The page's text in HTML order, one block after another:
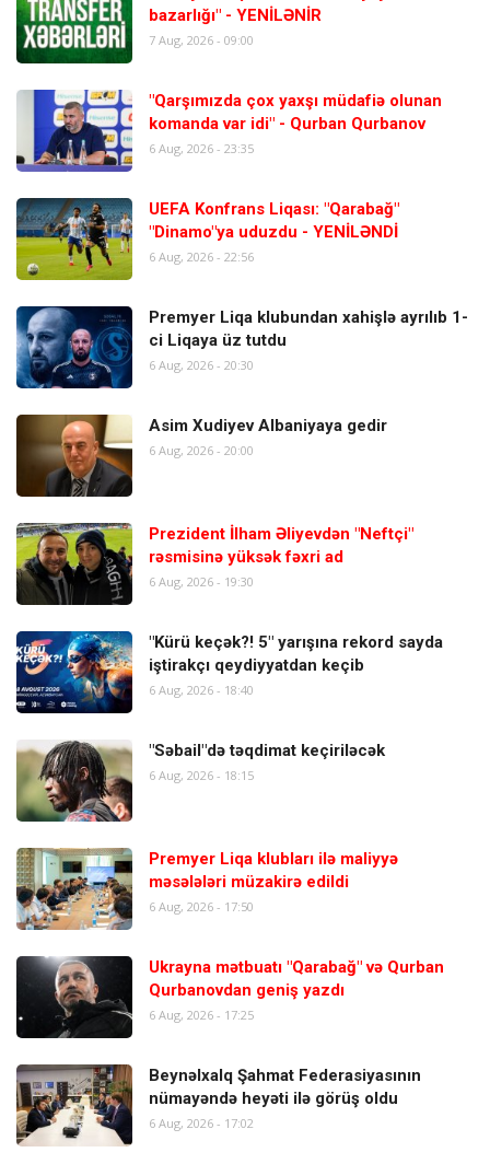
bazarlığı" - YENİLƏNİR
7 Aug, 2026 - 09:00
"Qarşımızda çox yaxşı müdafiə olunan
komanda var idi" - Qurban Qurbanov
6 Aug, 2026 - 23:35
UEFA Konfrans Liqası: "Qarabağ"
"Dinamo"ya uduzdu - YENİLƏNDİ
6 Aug, 2026 - 22:56
Premyer Liqa klubundan xahişlə ayrılıb 1-
ci Liqaya üz tutdu
6 Aug, 2026 - 20:30
Asim Xudiyev Albaniyaya gedir
6 Aug, 2026 - 20:00
Prezident İlham Əliyevdən "Neftçi"
rəsmisinə yüksək fəxri ad
6 Aug, 2026 - 19:30
"Kürü keçək?! 5" yarışına rekord sayda
iştirakçı qeydiyyatdan keçib
6 Aug, 2026 - 18:40
"Səbail"də təqdimat keçiriləcək
6 Aug, 2026 - 18:15
Premyer Liqa klubları ilə maliyyə
məsələləri müzakirə edildi
6 Aug, 2026 - 17:50
Ukrayna mətbuatı "Qarabağ" və Qurban
Qurbanovdan geniş yazdı
6 Aug, 2026 - 17:25
Beynəlxalq Şahmat Federasiyasının
nümayəndə heyəti ilə görüş oldu
6 Aug, 2026 - 17:02